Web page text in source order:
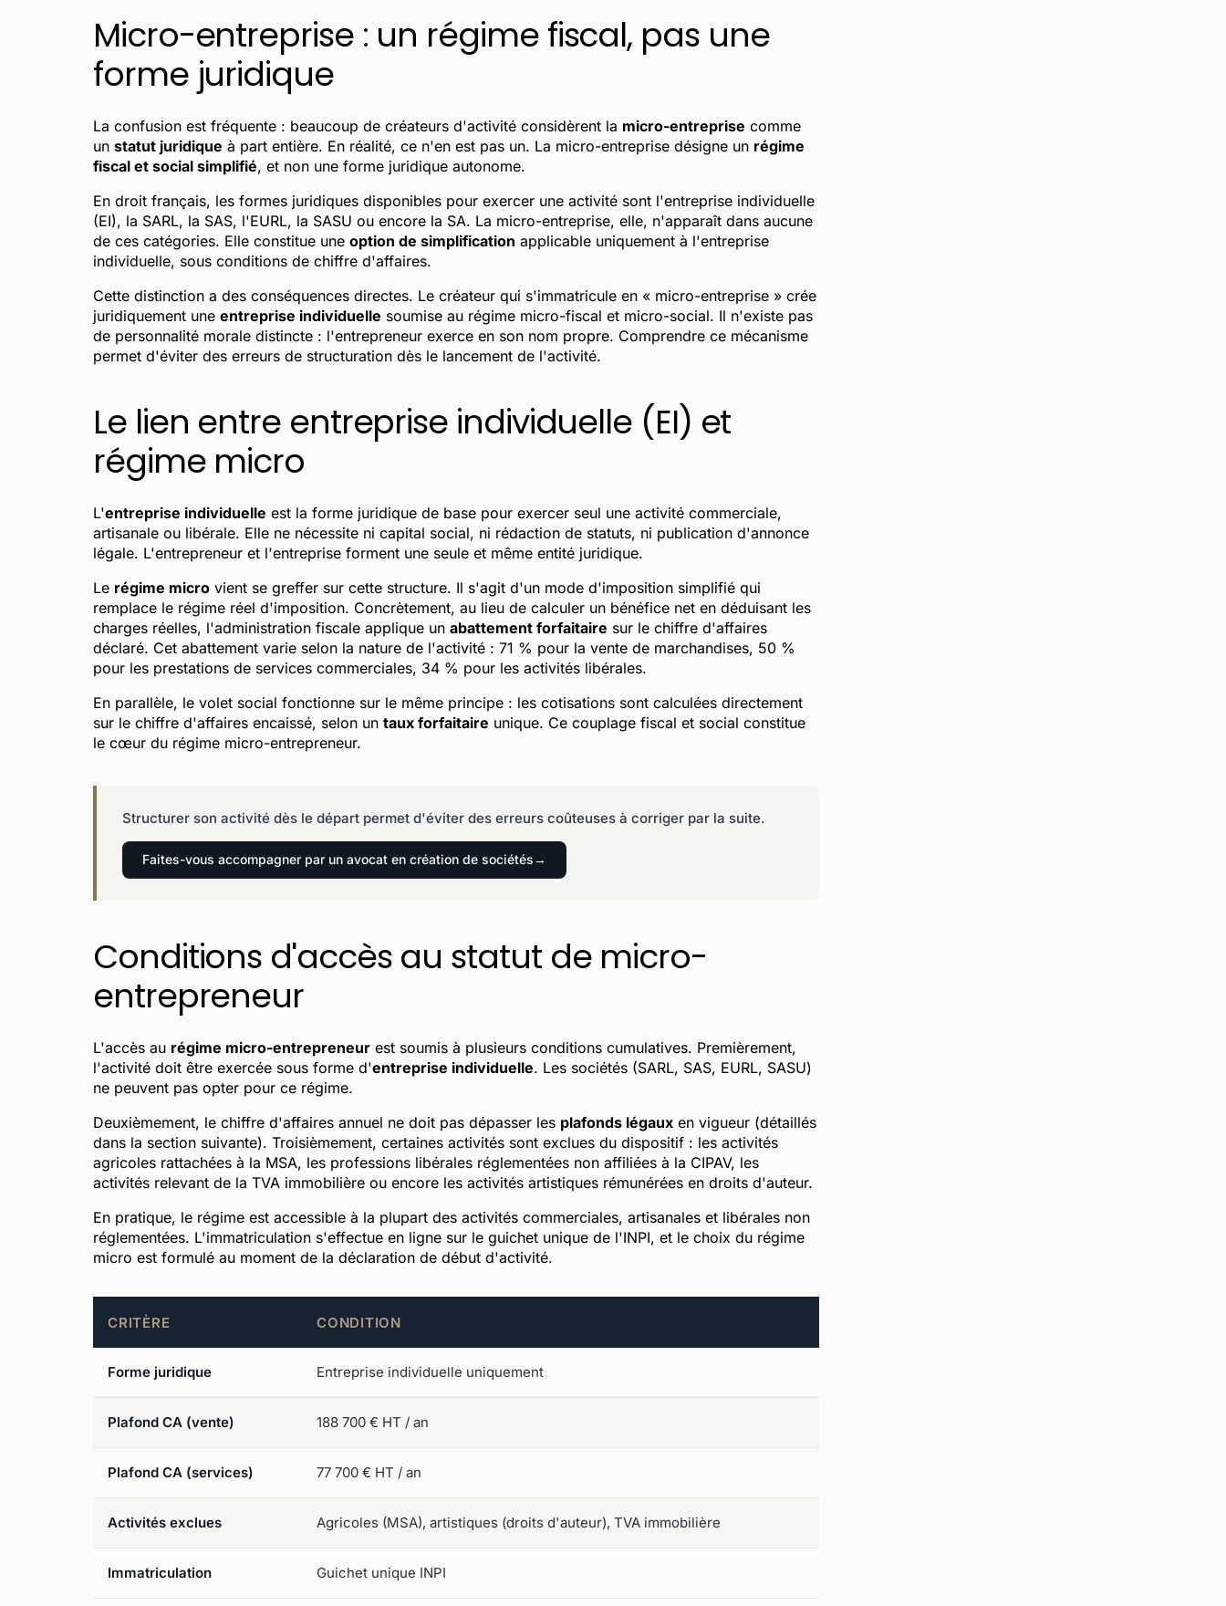
Micro-entreprise : un régime fiscal, pas une
forme juridique
La confusion est fréquente : beaucoup de créateurs d'activité considèrent la micro-entreprise comme
un statut juridique à part entière. En réalité, ce n'en est pas un. La micro-entreprise désigne un régime
fiscal et social simplifié, et non une forme juridique autonome.
En droit français, les formes juridiques disponibles pour exercer une activité sont l'entreprise individuelle
(EI), la SARL, la SAS, l'EURL, la SASU ou encore la SA. La micro-entreprise, elle, n'apparaît dans aucune
de ces catégories. Elle constitue une option de simplification applicable uniquement à l'entreprise
individuelle, sous conditions de chiffre d'affaires.
Cette distinction a des conséquences directes. Le créateur qui s'immatricule en « micro-entreprise » crée
juridiquement une entreprise individuelle soumise au régime micro-fiscal et micro-social. Il n'existe pas
de personnalité morale distincte : l'entrepreneur exerce en son nom propre. Comprendre ce mécanisme
permet d'éviter des erreurs de structuration dès le lancement de l'activité.
Le lien entre entreprise individuelle (EI) et
régime micro
L'entreprise individuelle est la forme juridique de base pour exercer seul une activité commerciale,
artisanale ou libérale. Elle ne nécessite ni capital social, ni rédaction de statuts, ni publication d'annonce
légale. L'entrepreneur et l'entreprise forment une seule et même entité juridique.
Le régime micro vient se greffer sur cette structure. Il s'agit d'un mode d'imposition simplifié qui
remplace le régime réel d'imposition. Concrètement, au lieu de calculer un bénéfice net en déduisant les
charges réelles, l'administration fiscale applique un abattement forfaitaire sur le chiffre d'affaires
déclaré. Cet abattement varie selon la nature de l'activité : 71 % pour la vente de marchandises, 50 %
pour les prestations de services commerciales, 34 % pour les activités libérales.
En parallèle, le volet social fonctionne sur le même principe : les cotisations sont calculées directement
sur le chiffre d'affaires encaissé, selon un taux forfaitaire unique. Ce couplage fiscal et social constitue
le cœur du régime micro-entrepreneur.
Structurer son activité dès le départ permet d'éviter des erreurs coûteuses à corriger par la suite.
Faites-vous accompagner par un avocat en création de sociétés
Conditions d'accès au statut de micro-
entrepreneur
L'accès au régime micro-entrepreneur est soumis à plusieurs conditions cumulatives. Premièrement,
l'activité doit être exercée sous forme d'entreprise individuelle. Les sociétés (SARL, SAS, EURL, SASU)
ne peuvent pas opter pour ce régime.
Deuxièmement, le chiffre d'affaires annuel ne doit pas dépasser les plafonds légaux en vigueur (détaillés
dans la section suivante). Troisièmement, certaines activités sont exclues du dispositif : les activités
agricoles rattachées à la MSA, les professions libérales réglementées non affiliées à la CIPAV, les
activités relevant de la TVA immobilière ou encore les activités artistiques rémunérées en droits d'auteur.
En pratique, le régime est accessible à la plupart des activités commerciales, artisanales et libérales non
réglementées. L'immatriculation s'effectue en ligne sur le guichet unique de l'INPI, et le choix du régime
micro est formulé au moment de la déclaration de début d'activité.
CRITÈRE CONDITION
Forme juridique Entreprise individuelle uniquement
Plafond CA (vente) 188 700 € HT / an
Plafond CA (services) 77 700 € HT / an
Activités exclues Agricoles (MSA), artistiques (droits d'auteur), TVA immobilière
Immatriculation Guichet unique INPI